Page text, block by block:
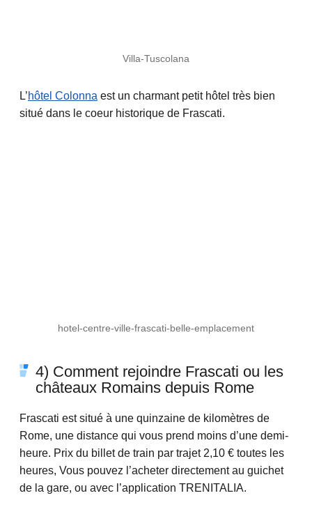
Villa-Tuscolana
L’hôtel Colonna est un charmant petit hôtel très bien
situé dans le coeur historique de Frascati.
hotel-centre-ville-frascati-belle-emplacement
4) Comment rejoindre Frascati ou les
châteaux Romains depuis Rome
Frascati est situé à une quinzaine de kilomètres de
Rome, une distance qui vous prend moins d’une demi-
heure. Prix du billet de train par trajet 2,10 € toutes les
heures, Vous pouvez l’acheter directement au guichet
de la gare, ou avec l’application TRENITALIA.